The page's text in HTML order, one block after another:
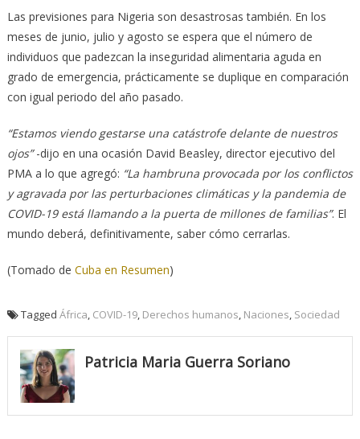
Las previsiones para Nigeria son desastrosas también. En los
meses de junio, julio y agosto se espera que el número de
individuos que padezcan la inseguridad alimentaria aguda en
grado de emergencia, prácticamente se duplique en comparación
con igual periodo del año pasado.
“Estamos viendo gestarse una catástrofe delante de nuestros
ojos”-dijo en una ocasión David Beasley, director ejecutivo del
PMA a lo que agregó: “La hambruna provocada por los conflictos
y agravada por las perturbaciones climáticas y la pandemia de
COVID-19 está llamando a la puerta de millones de familias”. El
mundo deberá, definitivamente, saber cómo cerrarlas.
(Tomado de Cuba en Resumen)
Tagged África COVID-19, Derechos humanos Naciones Sociedad
Patricia Maria Guerra Soriano